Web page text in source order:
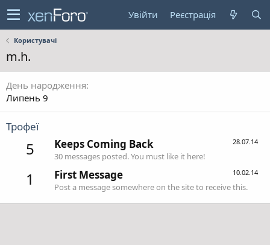
Увійти Реєстрація
Користувачі
m.h.
День народження
Липень 9
Трофеї
5 28.07.14
Keeps Coming Back
30 messages posted. You must like it here!
1 10.02.14
First Message
Post a message somewhere on the site to receive this.